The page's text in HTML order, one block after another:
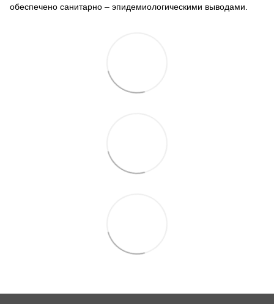
обеспечено санитарно – эпидемиологическими выводами.